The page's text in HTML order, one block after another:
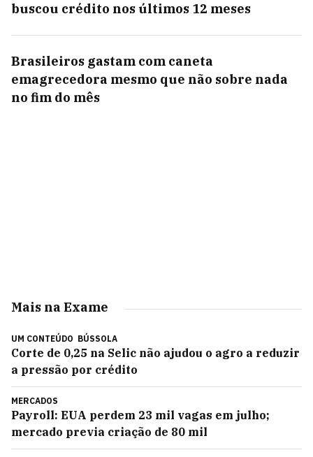
buscou crédito nos últimos 12 meses
Brasileiros gastam com caneta
emagrecedora mesmo que não sobre nada
no fim do mês
Mais na Exame
UM CONTEÚDO BÚSSOLA
Corte de 0,25 na Selic não ajudou o agro a reduzir
a pressão por crédito
MERCADOS
Payroll: EUA perdem 23 mil vagas em julho;
mercado previa criação de 80 mil